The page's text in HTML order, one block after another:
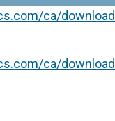
ca/
ca/